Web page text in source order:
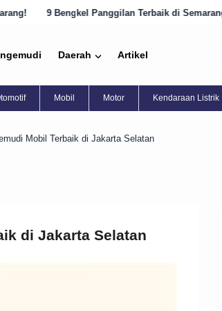
Panggilan Terbaik di Semarang yang Harus
Daerah Artikel
Mobil Motor Kendaraan Listrik
Mobil Terbaik di Jakarta Selatan
di Jakarta Selatan